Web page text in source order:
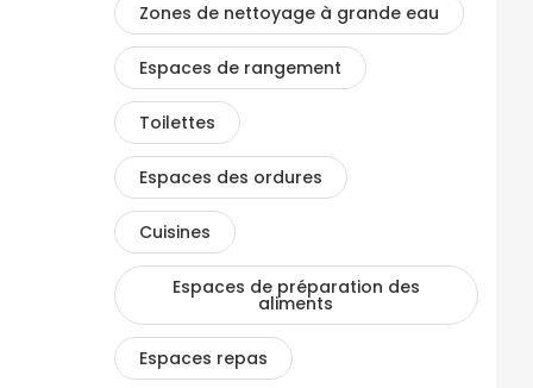
Zones de nettoyage à grande eau
Espaces de rangement
Toilettes
Espaces des ordures
Cuisines
Espaces de préparation des
aliments
Espaces repas